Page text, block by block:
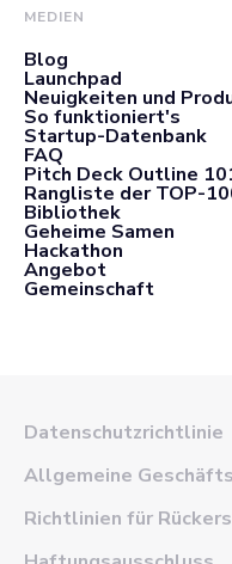
MEDIEN
Blog
Launchpad
Neuigkeiten und
So funktioniert's
Startup-Datenbank
FAQ
Pitch Deck Outline
Rangliste der TOP-
Bibliothek
Geheime Samen
Hackathon
Angebot
Gemeinschaft
Datenschutzrichtlinie
Allgemeine
Richtlinien für